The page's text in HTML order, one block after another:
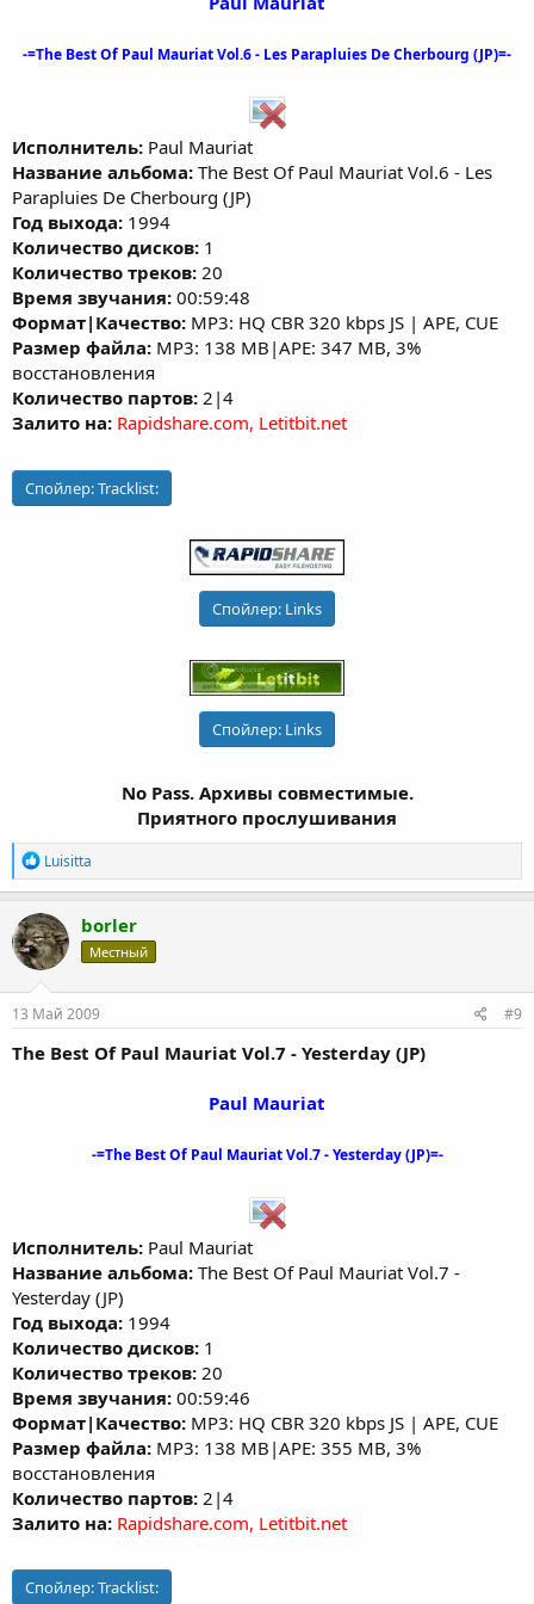
-=The Best Of Paul Mauriat Vol.6 - Les Parapluies De Cherbourg (JP)=-
Исполнитель: Paul Mauriat
Название альбома: The Best Of Paul Mauriat Vol.6 - Les
Parapluies De Cherbourg (JP)
Год выхода: 1994
Количество дисков: 1
Количество треков: 20
Время звучания: 00:59:48
Формат|Качество: MP3: HQ CBR 320 kbps JS | APE, CUE
Размер файла: MP3: 138 MB|APE: 347 MB, 3%
восстановления
Количество партов: 2|4
Залито на: Rapidshare.com, Letitbit.net
Спойлер:Tracklist:
Спойлер: Links
Спойлер: Links
No Pass. Архивы совместимые.
Приятного прослушивания
Р
е
а
к
ц
и
и
:
Luisitta
borler
Местный
13 Май 2009 #9
The Best Of Paul Mauriat Vol.7 - Yesterday (JP)
Paul Mauriat
-=The Best Of Paul Mauriat Vol.7 - Yesterday (JP)=-
Исполнитель: Paul Mauriat
Название альбома: The Best Of Paul Mauriat Vol.7 -
Yesterday (JP)
Год выхода: 1994
Количество дисков: 1
Количество треков: 20
Время звучания: 00:59:46
Формат|Качество: MP3: HQ CBR 320 kbps JS | APE, CUE
Размер файла: MP3: 138 MB|APE: 355 MB, 3%
восстановления
Количество партов: 2|4
Залито на: Rapidshare.com, Letitbit.net
Спойлер:Tracklist: